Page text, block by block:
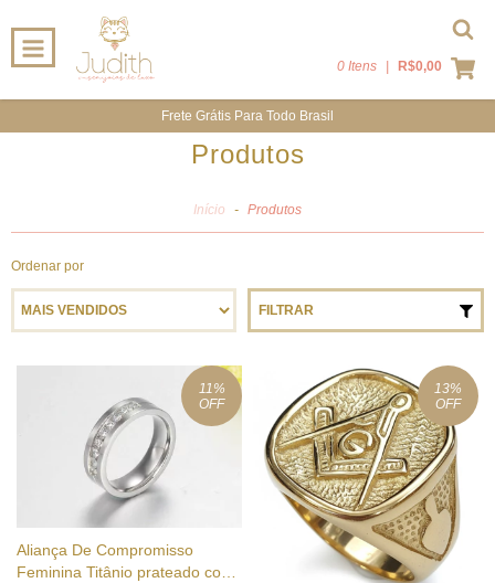
0 Itens R$0,00
Frete Grátis Para Todo Brasil
Produtos
Início - Produtos
Ordenar por
FILTRAR
11 %
OFF
Aliança De Compromisso
Feminina Titânio prateado com
13%
OFF